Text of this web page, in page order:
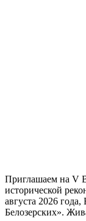
Приглашаем на V
исторической
августа 2026 года,
Белозерских».